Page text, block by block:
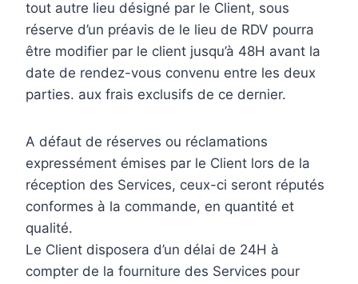
tout autre lieu désigné par le Client, sous
réserve d’un préavis de le lieu de RDV pourra
être modifier par le client jusqu’à 48H avant la
date de rendez-vous convenu entre les deux
parties. aux frais exclusifs de ce dernier.
A défaut de réserves ou réclamations
expressément émises par le Client lors de la
réception des Services, ceux-ci seront réputés
conformes à la commande, en quantité et
qualité.
Le Client disposera d’un délai de 24H à
compter de la fourniture des Services pour